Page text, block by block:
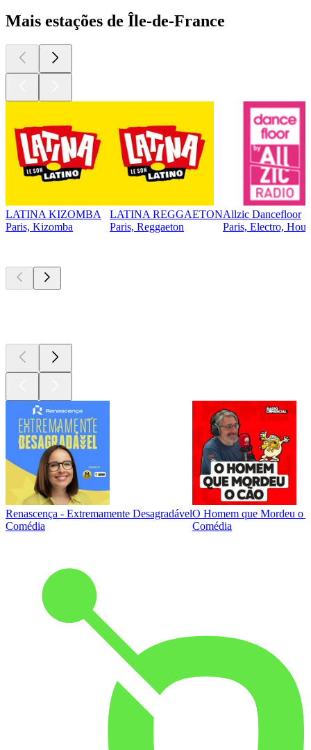
Mais estações de Île-de-France
LATINA KIZOMBA
Paris, Kizomba
LATINA REGGAETON
Paris, Reggaeton
Allzic Dancefloor
Paris, Electro,
Renascença - Extremamente Desagradável
Comédia
O Homem que Mordeu o
Comédia